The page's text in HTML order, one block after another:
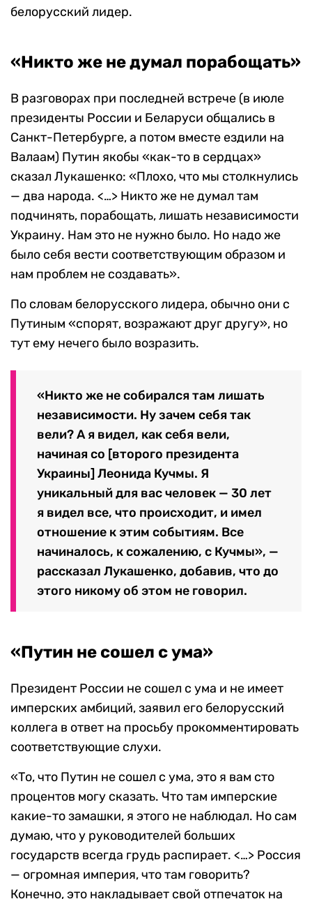
белорусский лидер.
«Никто же не думал порабощать»
В разговорах при последней встрече (в июле
президенты России и Беларуси общались в
Санкт-Петербурге, а потом вместе ездили на
Валаам) Путин якобы «как-то в сердцах»
сказал Лукашенко: «Плохо, что мы столкнулись
— два народа. <…> Никто же не думал там
подчинять, порабощать, лишать независимости
Украину. Нам это не нужно было. Но надо же
было себя вести соответствующим образом и
нам проблем не создавать».
По словам белорусского лидера, обычно они с
Путиным «спорят, возражают друг другу», но
тут ему нечего было возразить.
«Никто же не собирался там лишать
независимости. Ну зачем себя так
вели? А я видел, как себя вели,
начиная со [второго президента
Украины] Леонида Кучмы. Я
уникальный для вас человек — 30 лет
я видел все, что происходит, и имел
отношение к этим событиям. Все
начиналось, к сожалению, с Кучмы», —
рассказал Лукашенко, добавив, что до
этого никому об этом не говорил.
«Путин не сошел с ума»
Президент России не сошел с ума и не имеет
имперских амбиций, заявил его белорусский
коллега в ответ на просьбу прокомментировать
соответствующие слухи.
«То, что Путин не сошел с ума, это я вам сто
процентов могу сказать. Что там имперские
какие-то замашки, я этого не наблюдал. Но сам
думаю, что у руководителей больших
государств всегда грудь распирает. <…> Россия
— огромная империя, что там говорить?
Конечно, это накладывает свой отпечаток на